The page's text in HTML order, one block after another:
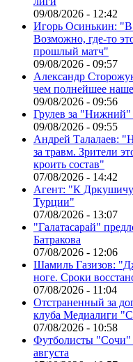
09/08/2026 - 12:42
Игорь Осинькин: "В
Возможно, где-то
прошлый матч"
09/08/2026 - 09:57
Александр
чем полнейшее наше
09/08/2026 - 09:56
Грулев за "Нижний"
09/08/2026 - 09:55
Андрей Талалаев:
за травм. Зрители
кроить состав"
07/08/2026 - 14:42
Агент: "К Дркушичу
Турции"
07/08/2026 - 13:07
"Галатасарай"
Батракова
07/08/2026 - 12:06
Шамиль Газизов:
ноге. Сроки
07/08/2026 - 11:04
Отстраненный за
клуба Медиалиги
07/08/2026 - 10:58
Футболисты "Сочи"
августа